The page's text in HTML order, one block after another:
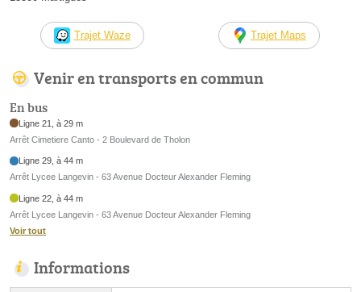
Trajet Waze Trajet Maps
Venir en transports en commun
En bus
Ligne 21, à 29 m
Arrêt Cimetiere Canto - 2 Boulevard de Tholon
Ligne 29, à 44 m
Arrêt Lycee Langevin - 63 Avenue Docteur Alexander Fleming
Ligne 22, à 44 m
Arrêt Lycee Langevin - 63 Avenue Docteur Alexander Fleming
Voir tout
Informations